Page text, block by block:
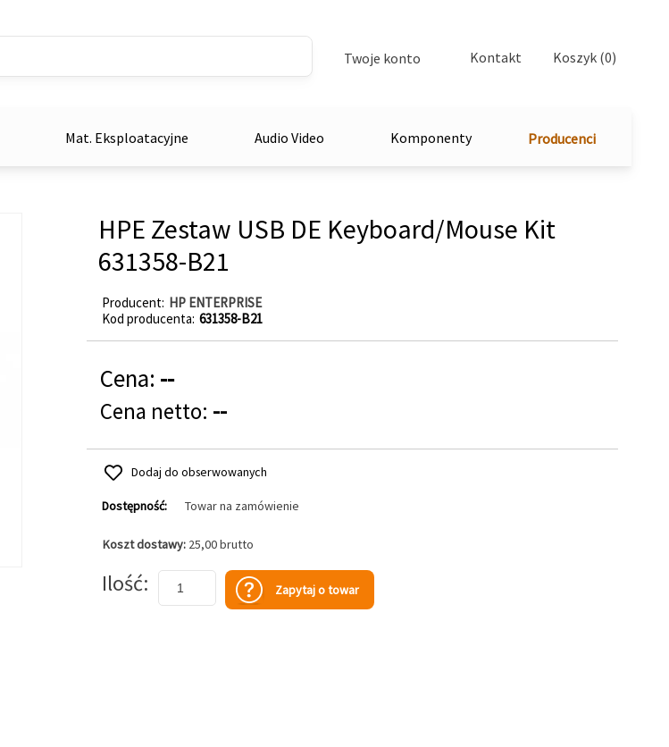
Twoje konto Kontakt Koszyk (0)
Mat. Eksploatacyjne Audio Video Komponenty Producenci
HPE Zestaw USB DE Keyboard/Mouse Kit
631358-B21
Producent HP ENTERPRISE
Kod producenta 631358-B21
Cena: --
Cena netto: --
Dodaj do obserwowanych
Dostępność: Towar na zamówienie
Koszt dostawy: 25,00 brutto
Ilość Zapytaj o towar